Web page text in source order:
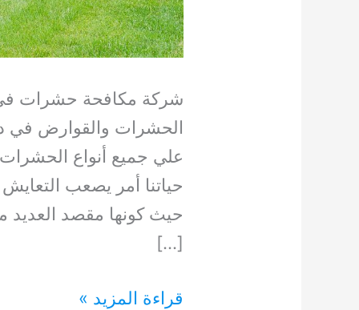
شركة مكافحة حشرات
الحشرات والقوارض في
علي جميع أنواع
حياتنا أمر يصعب
حيث كونها مقصد العديد
[…]
شركة
قراءة المزيد »